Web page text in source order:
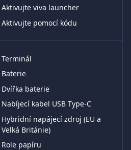
Aktivujte viva launcher
Aktivujte pomocí kódu
Terminál
Baterie
Dvířka baterie
Nabíjecí kabel USB Type-C
Hybridní napájecí zdroj (EU a
Velká Británie)
Role papíru